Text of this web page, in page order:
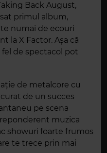
Back August,
primul album,
numai de ecouri
la X Factor. Așa că
de spectacol pot
de metalcore cu
de un succes
pe scena
muzica
showuri foarte frumos
te trece prin mai